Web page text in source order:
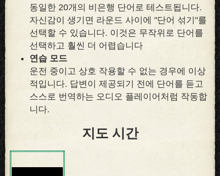
동일한 20개의 비은행 단어로 테스트됩니다.
자신감이 생기면 라운드 사이에 "단어 섞기"를
선택할 수 있습니다. 이것은 무작위로 단어를
선택하고 훨씬 더 어렵습니다
연습 모드
운전 중이고 상호 작용할 수 없는 경우에 이상
적입니다. 답변이 제공되기 전에 단어를 듣고
스스로 번역하는 오디오 플레이어처럼 작동합
니다.
지도 시간